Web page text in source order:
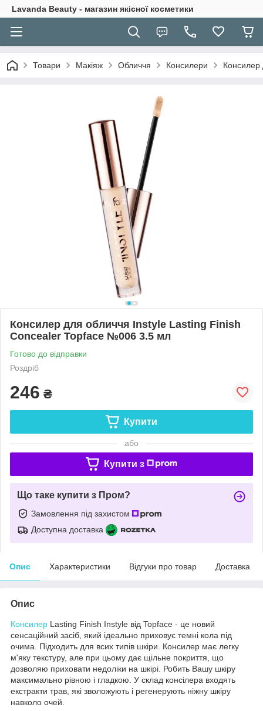
Lavanda Beauty - магазин якісної косметики
Товари Макіяж Обличчя Консилери
Консилер для обличчя Instyle Lasting Finish
Concealer Topface №006 3.5 мл
Готово до відправки
Роздріб
246 ₴
Купити
або
Купити з
Що таке купити з Пром?
Замовлення під захистом
Доступна доставка
Опис Характеристики Відгуки про товар Доставка
Опис
Консилер Lasting Finish Instyle від Topface - це новий
сенсаційний засіб, який ідеально приховує темні кола під
очима. Підходить для всих типів шкіри. Консилер має легку
м'яку текстуру, але при цьому дає щільне покриття, що
дозволяю приховати недоліки на шкірі. Робить Вашу шкіру
максимально рівною і гладкою. У склад консілера входять
екстракти трав, які зволожують і регенерують ніжну шкіру
навколо очей.